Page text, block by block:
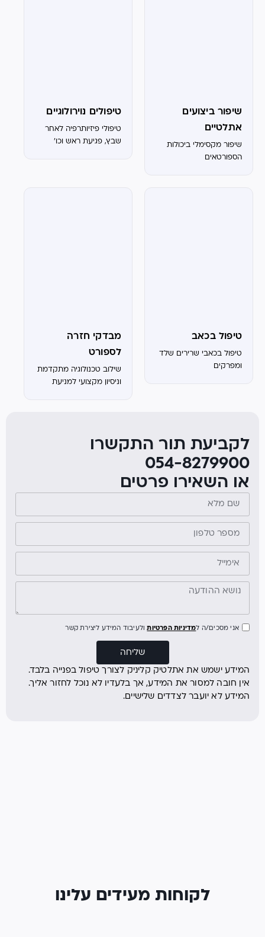
שיפור ביצועים
אתלטיים
שיפור מקסימלי ביכולות
הספורטאים
טיפולים נוירולוגיים
טיפולי פיזיותרפיה לאחר
שבץ, פגיעת ראש וכו'
טיפול בכאב
טיפול בכאבי שרירים שלד
ומפרקים
מבדקי חזרה
לספורט
שילוב טכנולוגיה מתקדמת
וניסיון מקצועי למניעת
לקביעת תור התקשרו
054-8279900
או השאירו פרטים
אני מסכים/ה למדיניות הפרטיותולעיבוד המידע ליצירת קשר
שליחה
המידע ישמש את אתלטיק קליניק לצורך טיפול בפנייה בלבד.
אין חובה למסור את המידע, אך בלעדיו לא נוכל לחזור אליך.
המידע לא יועבר לצדדים שלישיים.
לקוחות מעידים עלינו